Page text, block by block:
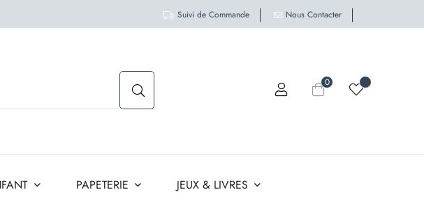
Suivi de Commande Nous Contacter
0
PAPETERIE JEUX & LIVRES